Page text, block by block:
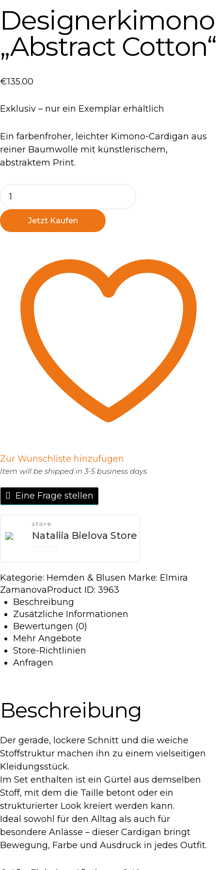
Designerkimono
„Abstract Cotton“
€135.00
Exklusiv – nur ein Exemplar erhältlich
Ein farbenfroher, leichter Kimono-Cardigan aus
reiner Baumwolle mit künstlerischem,
abstraktem Print.
Jetzt Kaufen
Zur Wunschliste hinzufügen
Item will be shipped in 3-5 business days
Eine Frage stellen
store
Nataliia Bielova Store
0
v
o
n
5
Kategorie: Hemden & Blusen Marke: Elmira
ZamanovaProduct ID: 3963
Beschreibung
Zusätzliche Informationen
Bewertungen (0)
Mehr Angebote
Store-Richtlinien
Anfragen
Beschreibung
Der gerade, lockere Schnitt und die weiche
Stoffstruktur machen ihn zu einem vielseitigen
Kleidungsstück.
Im Set enthalten ist ein Gürtel aus demselben
Stoff, mit dem die Taille betont oder ein
strukturierter Look kreiert werden kann.
Ideal sowohl für den Alltag als auch für
besondere Anlässe – dieser Cardigan bringt
Bewegung, Farbe und Ausdruck in jedes Outfit.